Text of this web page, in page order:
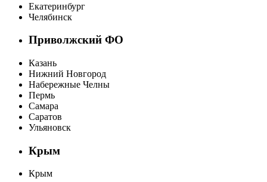
Екатеринбург
Челябинск
Приволжский ФО
Казань
Нижний Новгород
Набережные Челны
Пермь
Самара
Саратов
Ульяновск
Крым
Крым